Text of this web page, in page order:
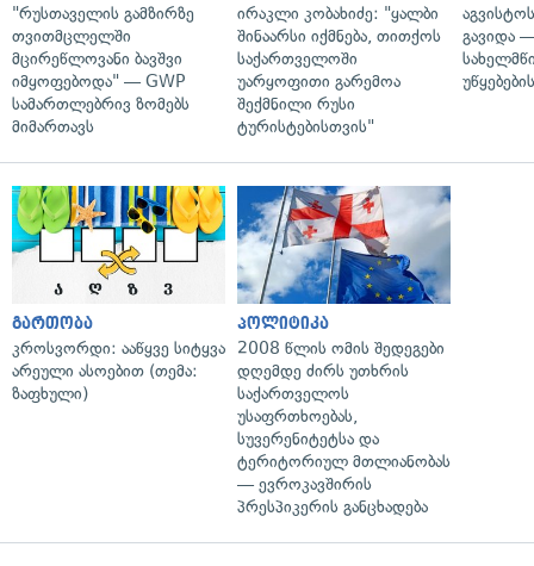
"რუსთაველის გამზირზე
თვითმცლელში
მცირეწლოვანი ბავშვი
იმყოფებოდა" — GWP
სამართლებრივ ზომებს
მიმართავს
ირაკლი კობახიძე: "ყალბი
შინაარსი იქმნება, თითქოს
საქართველოში
უარყოფითი გარემოა
შექმნილი რუსი
ტურისტებისთვის"
გავიდა
გართობა
კროსვორდი: ააწყვე სიტყვა
არეული ასოებით (თემა:
ზაფხული)
პოლიტიკა
2008 წლის ომის შედეგები
დღემდე ძირს უთხრის
საქართველოს
უსაფრთხოებას,
სუვერენიტეტსა და
ტერიტორიულ მთლიანობას
— ევროკავშირის
პრესპიკერის განცხადება